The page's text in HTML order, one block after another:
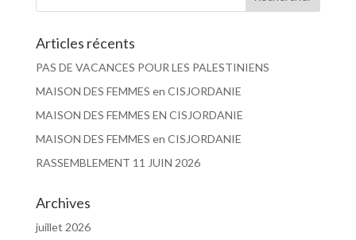
Articles récents
PAS DE VACANCES POUR LES PALESTINIENS
MAISON DES FEMMES en CISJORDANIE
MAISON DES FEMMES EN CISJORDANIE
MAISON DES FEMMES en CISJORDANIE
RASSEMBLEMENT 11 JUIN 2026
Archives
juillet 2026